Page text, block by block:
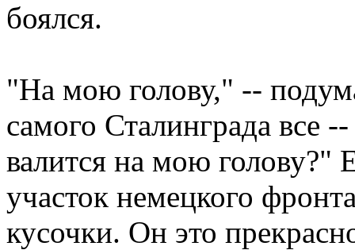
боялся.
"На мою голову," --
самого Сталинграда все
валится на мою
участок немецкого
кусочки. Он это